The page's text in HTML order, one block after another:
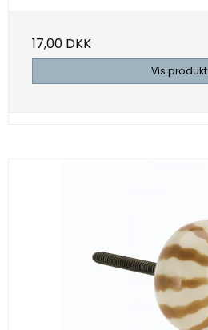
17,00 DKK
Vis produkt